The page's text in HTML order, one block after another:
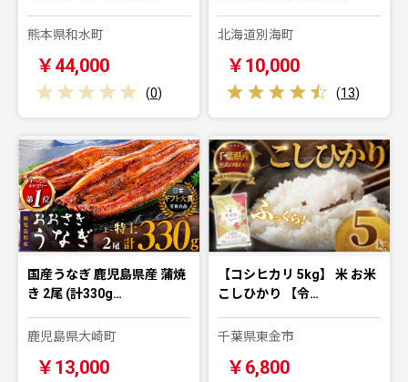
熊本県和水町
￥44,000
(0)
北海道別海町
￥10,000
(13)
国産うなぎ 鹿児島県産 蒲焼
き 2尾 (計330g…
鹿児島県大崎町
￥13,000
【コシヒカリ 5kg】 米 お米
こしひかり 【令…
千葉県東金市
￥6,800